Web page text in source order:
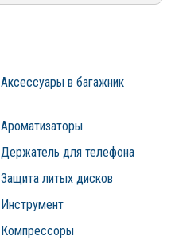
Аксессуары в багажник
Ароматизаторы
Держатель для телефона
Защита литых дисков
Инструмент
Компрессоры